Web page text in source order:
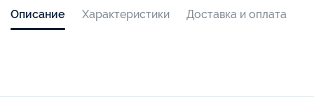
Описание Характеристики Доставка и оплата